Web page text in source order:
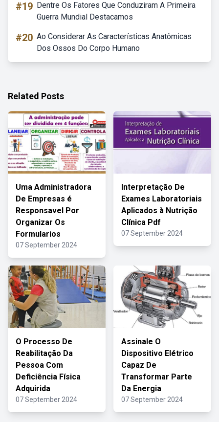
#19 Dentre Os Fatores Que Conduziram A Primeira
Guerra Mundial Destacamos
#20 Ao Considerar As Características Anatômicas
Dos Ossos Do Corpo Humano
Related Posts
Uma Administradora
De Empresas é
Responsavel Por
Organizar Os
Formularios
07 September 2024
Interpretação De
Exames Laboratoriais
Aplicados à Nutrição
Clínica Pdf
07 September 2024
O Processo De
Reabilitação Da
Pessoa Com
Deficiência Física
Adquirida
07 September 2024
Assinale O
Dispositivo Elétrico
Capaz De
Transformar Parte
Da Energia
07 September 2024